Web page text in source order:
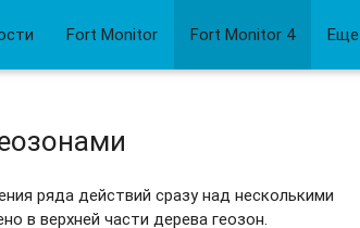
Fort Monitor Fort Monitor 4 Еще
ряда действий сразу над несколькими
в верхней части дерева геозон.